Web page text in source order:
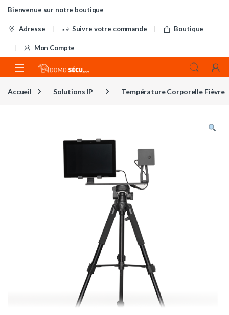
Skip to navigation
Skip to content
Bienvenue sur notre boutique
Adresse Suivre votre commande Boutique
Mon Compte
Accueil Solutions IP Température Corporelle Fièvre